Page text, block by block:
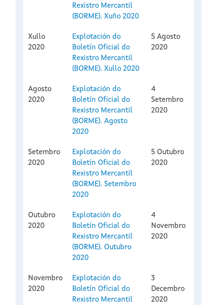
Rexistro Mercantil
(BORME). Xuño 2020
Xullo
2020
Explotación do
Boletín Oficial do
Rexistro Mercantil
(BORME). Xullo 2020
5 Agosto
2020
Agosto
2020
Explotación do
Boletín Oficial do
Rexistro Mercantil
(BORME). Agosto
2020
4
Setembro
2020
Setembro
2020
Explotación do
Boletín Oficial do
Rexistro Mercantil
(BORME). Setembro
2020
5 Outubro
2020
Outubro
2020
Explotación do
Boletín Oficial do
Rexistro Mercantil
(BORME). Outubro
2020
4
Novembro
2020
Novembro
2020
Explotación do
Boletín Oficial do
Rexistro Mercantil
3
Decembro
2020